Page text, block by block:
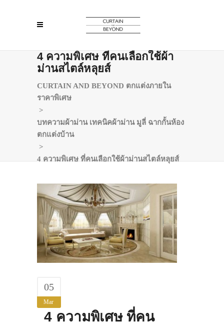
4 ความพิเศษ ที่คนเลือกใช้ผ้า
ม่านสไตล์หลุยส์
CURTAIN AND BEYOND ตกแต่งภายใน
ราคาพิเศษ
>
บทความผ้าม่าน เทคนิคผ้าม่าน มูลี่ ฉากกั้นห้อง
ตกแต่งบ้าน
>
4 ความพิเศษ ที่คนเลือกใช้ผ้าม่านสไตล์หลุยส์
05
Mar
4 ความพิเศษ ที่คน